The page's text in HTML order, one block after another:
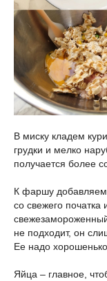
В миску кладем
грудки и мелко
получается более
К фаршу добавляем
со свежего початка
не подходит, он
Ее надо
Яйца – главное,